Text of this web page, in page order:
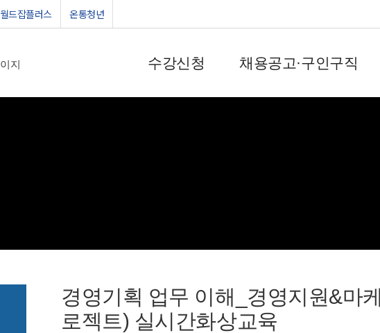
월드잡플러스 온통청년
수강신청 채용공고·구인구직
경영기획 업무 이해_경영지원&마
로젝트) 실시간화상교육